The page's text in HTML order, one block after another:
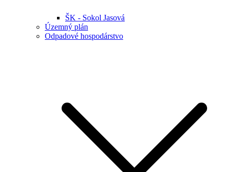
ŠK - Sokol Jasová
Územný plán
Odpadové hospodárstvo